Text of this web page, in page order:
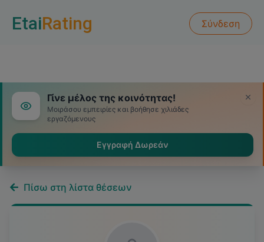
EtaiRating Σύνδεση
Γίνε μέλος της κοινότητας!
Μοιράσου εμπειρίες και βοήθησε χιλιάδες
εργαζόμενους
Εγγραφή Δωρεάν
Πίσω στη λίστα θέσεων